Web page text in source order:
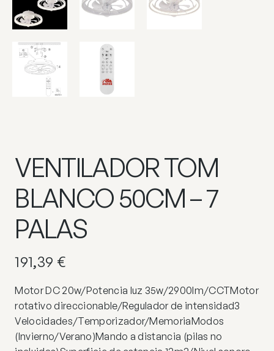
VENTILADOR TOM
BLANCO 50CM – 7
PALAS
191,39 €
Motor DC 20w/Potencia luz 35w/2900lm/CCTMotor
rotativo direccionable/Regulador de intensidad3
Velocidades/Temporizador/MemoriaModos
(Invierno/Verano)Mando a distancia (pilas no